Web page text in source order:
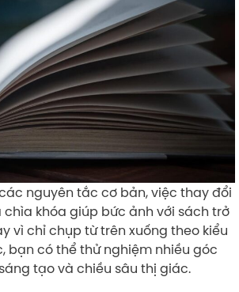
nguyên tắc cơ bản, việc thay đổi
khóa giúp bức ảnh với sách trở
vì chỉ chụp từ trên xuống theo kiểu
bạn có thể thử nghiệm nhiều góc
tạo và chiều sâu thị giác.